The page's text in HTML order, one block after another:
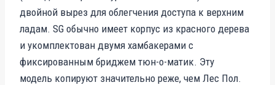
двойной вырез для облегчения доступа к верхним
ладам. SG обычно имеет корпус из красного дерева
и укомплектован двумя хамбакерами с
фиксированным бриджем тюн-о-матик. Эту
модель копируют значительно реже, чем Лес Пол.